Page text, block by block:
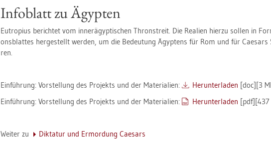
In­fo­blatt zu Ägyp­ten
Eu­tro­pi­us be­rich­tet vom in­ner­ägyp­ti­schen Thron­streit. Die Rea­li­en hier­zu sol­len in
ons­blat­tes her­ge­stellt wer­den, um die Be­deu­tung Ägyp­tens für Rom und für
ren.
Ein­füh­rung: Vor­stel­lung des Pro­jekts und der Ma­te­ria­li­en: Her­un­ter­la­den [doc][3
Ein­füh­rung: Vor­stel­lung des Pro­jekts und der Ma­te­ria­li­en:
Her­un­ter­la­den [pdf][437
Wei­ter zu Dik­ta­tur und Er­mor­dung Cae­sars